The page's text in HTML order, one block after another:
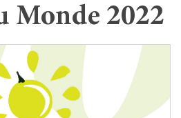
Monde 2022